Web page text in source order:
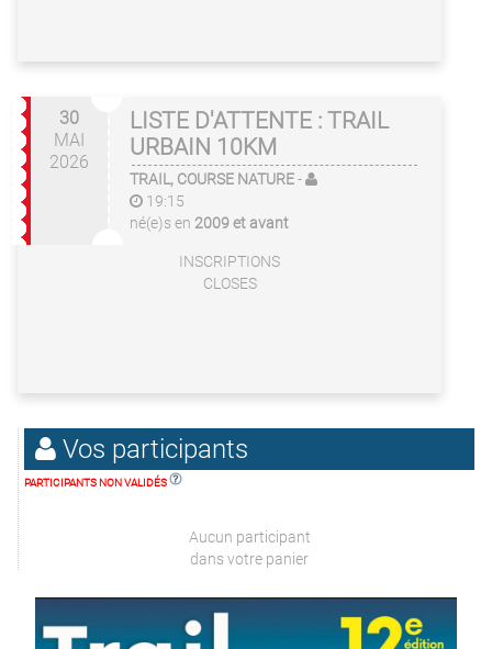
30
MAI
2026
LISTE D'ATTENTE : TRAIL
URBAIN 10KM
TRAIL, COURSE NATURE-
19:15
né(e)s en 2009 et avant
INSCRIPTIONS
CLOSES
Vos participants
PARTICIPANTS NON VALIDÉS
Aucun participant
dans votre panier